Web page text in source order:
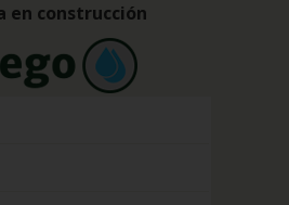
en construcción